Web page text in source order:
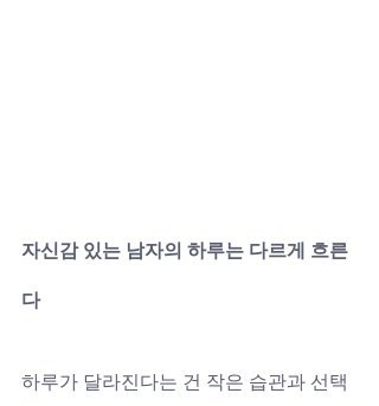
자신감 있는 남자의 하루는 다르게 흐른
다
하루가 달라진다는 건 작은 습관과 선택